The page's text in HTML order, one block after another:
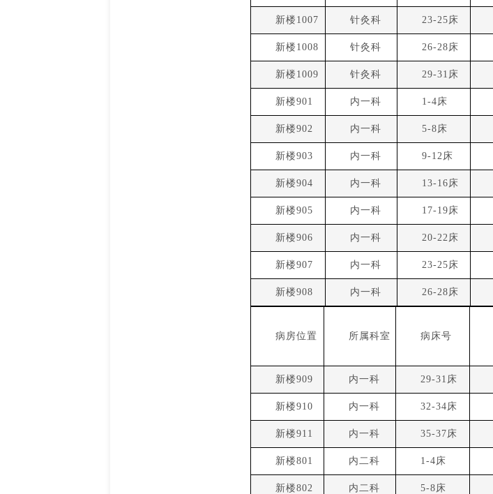
新楼1007 针灸科 23-25床
新楼1008 针灸科 26-28床
新楼1009 针灸科 29-31床
新楼901 内一科 1-4床
新楼902 内一科 5-8床
新楼903 内一科 9-12床
新楼904 内一科 13-16床
新楼905 内一科 17-19床
新楼906 内一科 20-22床
新楼907 内一科 23-25床
新楼908 内一科 26-28床
病房位置 所属科室 病床号
新楼909 内一科 29-31床
新楼910 内一科 32-34床
新楼911 内一科 35-37床
新楼801 内二科 1-4床
新楼802 内二科 5-8床